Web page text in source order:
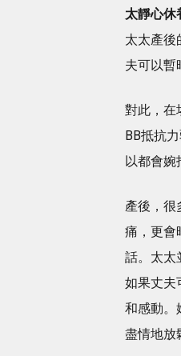
太靜心休
太太產後
夫可以暫
對此，在
BB抵抗
以都會婉
產後，很
痛，更會
話。太太
如果丈夫
和感動。
盡情地放